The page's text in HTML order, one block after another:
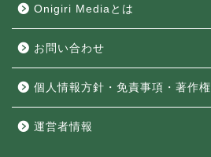
Onigiri Mediaとは
お問い合わせ
個人情報方針・免責事項・著作権
運営者情報